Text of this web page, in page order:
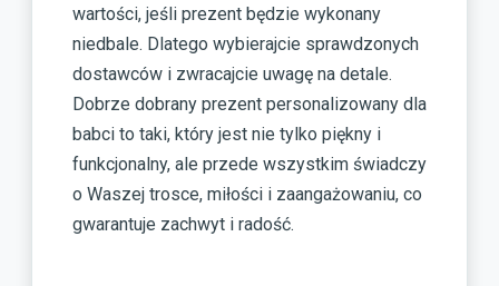
wartości, jeśli prezent będzie wykonany
niedbale. Dlatego wybierajcie sprawdzonych
dostawców i zwracajcie uwagę na detale.
Dobrze dobrany prezent personalizowany dla
babci to taki, który jest nie tylko piękny i
funkcjonalny, ale przede wszystkim świadczy
o Waszej trosce, miłości i zaangażowaniu, co
gwarantuje zachwyt i radość.